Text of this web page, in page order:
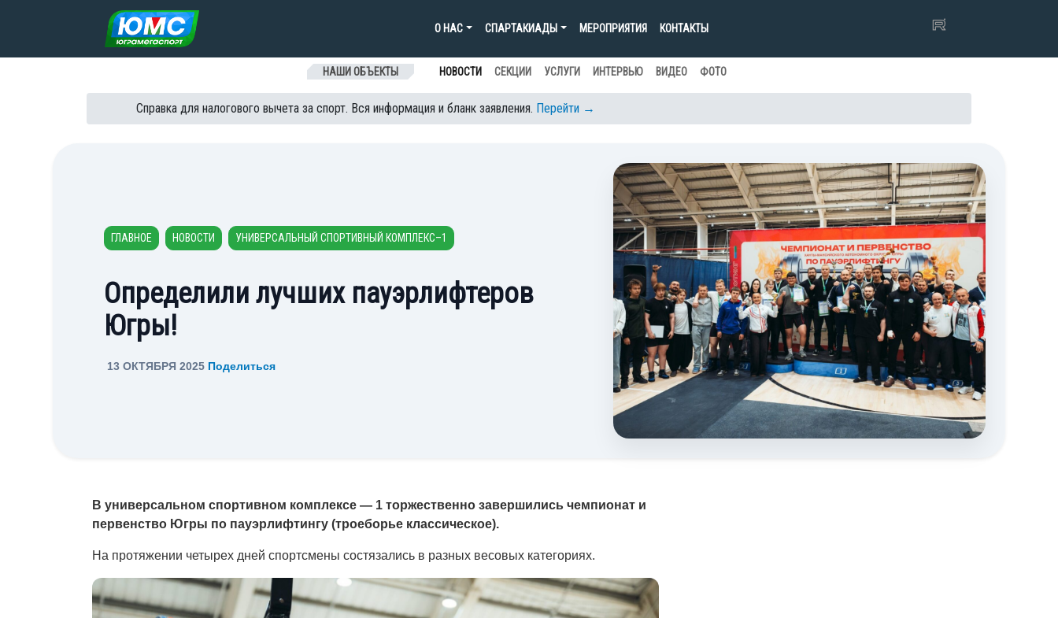
Перейти к содержанию
О НАС СПАРТАКИАДЫ МЕРОПРИЯТИЯ КОНТАКТЫ
НАШИ ОБЪЕКТЫ НОВОСТИ СЕКЦИИ УСЛУГИ ИНТЕРВЬЮ ВИДЕО ФОТО
Справка для налогового вычета за спорт. Вся информация и бланк заявления. Перейти →
ГЛАВНОЕ НОВОСТИ УНИВЕРСАЛЬНЫЙ СПОРТИВНЫЙ КОМПЛЕКС–1
Определили лучших пауэрлифтеров
Югры!
13 ОКТЯБРЯ 2025 Поделиться
В универсальном спортивном комплексе — 1 торжественно завершились чемпионат и
первенство Югры по пауэрлифтингу (троеборье классическое).
️На протяжении четырех дней спортсмены состязались в разных весовых категориях.